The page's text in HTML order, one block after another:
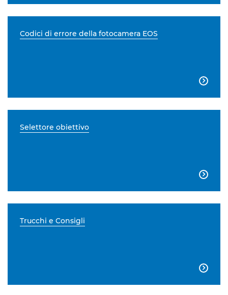
Codici di errore della fotocamera EOS

Selettore obiettivo

Trucchi e Consigli
